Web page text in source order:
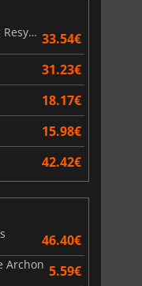
Assassin's Creed Black Flag Resynced 33.54€
31.23€
18.17€
15.98€
42.42€
46.40€
Archon 5.59€